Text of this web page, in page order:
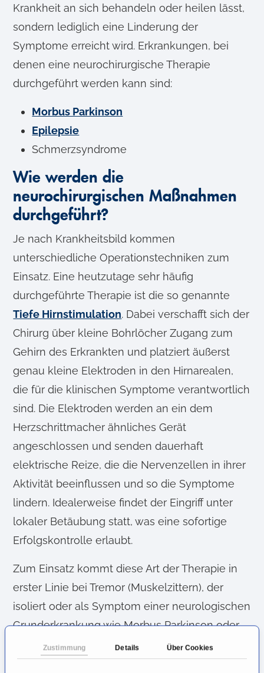
Zustimmung Details Über Cookies
Krankheit an sich behandeln oder heilen lässt,
sondern lediglich eine Linderung der
Symptome erreicht wird. Erkrankungen, bei
denen eine neurochirurgische Therapie
durchgeführt werden kann sind:
Morbus Parkinson
Epilepsie
Schmerzsyndrome
Wie werden die
neurochirurgischen Maßnahmen
durchgeführt?
Je nach Krankheitsbild kommen
unterschiedliche Operationstechniken zum
Einsatz. Eine heutzutage sehr häufig
durchgeführte Therapie ist die so genannte
Tiefe Hirnstimulation. Dabei verschafft sich der
Chirurg über kleine Bohrlöcher Zugang zum
Gehirn des Erkrankten und platziert äußerst
genau kleine Elektroden in den Hirnarealen,
die für die klinischen Symptome verantwortlich
sind. Die Elektroden werden an ein dem
Herzschrittmacher ähnliches Gerät
angeschlossen und senden dauerhaft
elektrische Reize, die die Nervenzellen in ihrer
Aktivität beeinflussen und so die Symptome
lindern. Idealerweise findet der Eingriff unter
lokaler Betäubung statt, was eine sofortige
Erfolgskontrolle erlaubt.
Zum Einsatz kommt diese Art der Therapie in
erster Linie bei Tremor (Muskelzittern), der
isoliert oder als Symptom einer neurologischen
Grunderkrankung wie Morbus Parkinson oder
Multipler Sklerose auftreten kann. Ob sich so
auch Depressionen lindern lassen, ist